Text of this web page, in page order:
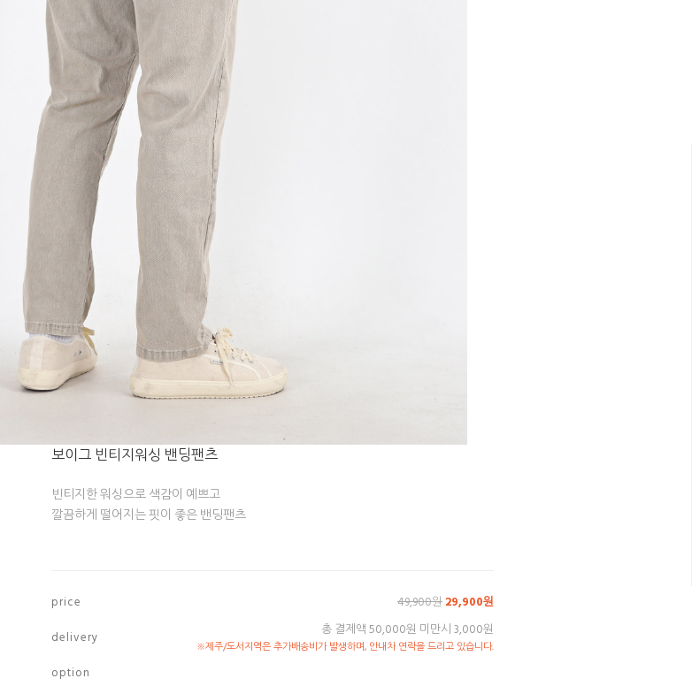
보이그 빈티지워싱 밴딩팬츠
빈티지한 워싱으로 색감이 예쁘고
깔끔하게 떨어지는 핏이 좋은 밴딩팬츠
p r i c e 49,900원29,900원
d e l i v e r y
총 결제액 50,000원 미만시 3,000원
※제주/도서지역은 추가배송비가 발생하며, 안내차 연락을 드리고 있습니다.
o p t i o n